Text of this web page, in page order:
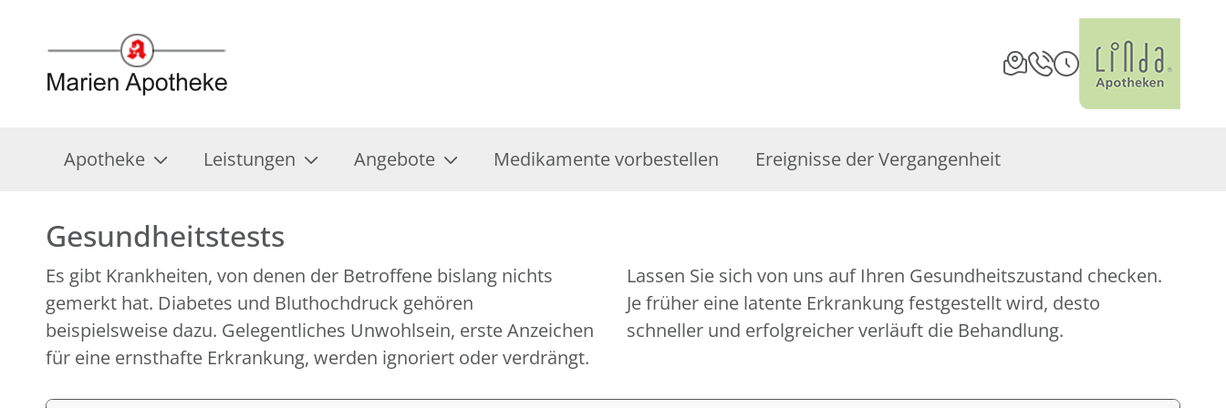
Apotheke Leistungen Angebote Medikamente vorbestellen Ereignisse der Vergangenheit
Gesundheitstests
Es gibt Krankheiten, von denen der Betroffene bislang nichts
gemerkt hat. Diabetes und Bluthochdruck gehören
beispielsweise dazu. Gelegentliches Unwohlsein, erste Anzeichen
für eine ernsthafte Erkrankung, werden ignoriert oder verdrängt.
Lassen Sie sich von uns auf Ihren Gesundheitszustand checken.
Je früher eine latente Erkrankung festgestellt wird, desto
schneller und erfolgreicher verläuft die Behandlung.